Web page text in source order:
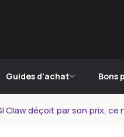
Guides d'achat Bons
Claw déçoit par son prix,